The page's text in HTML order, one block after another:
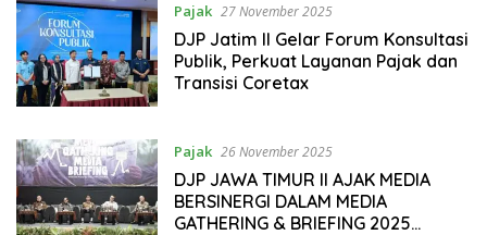
Pajak 27 November 2025
DJP Jatim II Gelar Forum Konsultasi
Publik, Perkuat Layanan Pajak dan
Transisi Coretax
Pajak 26 November 2025
DJP JAWA TIMUR II AJAK MEDIA
BERSINERGI DALAM MEDIA
GATHERING & BRIEFING 2025